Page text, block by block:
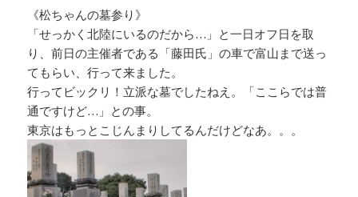
《松ちゃんの墓参り》
「せっかく北陸にいるのだから…」と一日オフ日を取
り、前日の主催者である「藤田氏」の車で富山まで送っ
てもらい、行って来ました。
行ってビックリ！立派な墓でしたねえ。「ここらでは普
通ですけど…」との事。
東京はもっとこじんまりしてるんだけどなあ。。。